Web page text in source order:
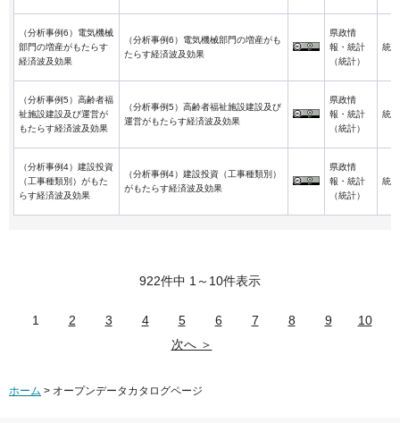
（分析事例6）電気機械
部門の増産がもたらす
経済波及効果
（分析事例6）電気機械部門の増産がも
たらす経済波及効果
県政情
報・統計
（統計）
統計
（分析事例5）高齢者福
祉施設建設及び運営が
もたらす経済波及効果
（分析事例5）高齢者福祉施設建設及び
運営がもたらす経済波及効果
県政情
報・統計
（統計）
統計
（分析事例4）建設投資
（工事種類別）がもた
らす経済波及効果
（分析事例4）建設投資（工事種類別）
がもたらす経済波及効果
県政情
報・統計
（統計）
統計
922件中 1～10件表示
1 2 3 4 5 6 7 8 9
10
次へ ＞
ホーム > オープンデータカタログページ